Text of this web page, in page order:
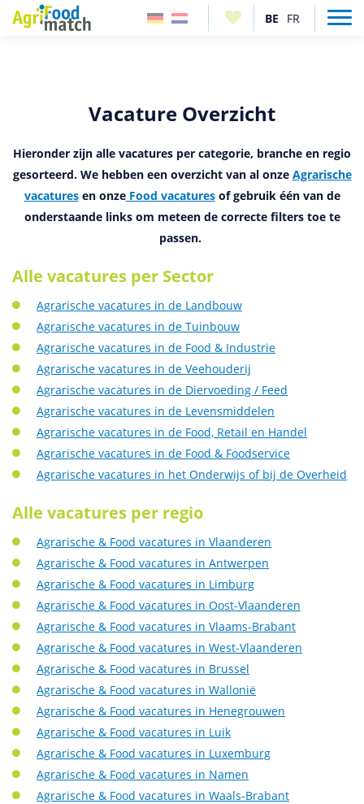
Vacature Overzicht
Hieronder zijn alle vacatures per categorie, branche en regio
gesorteerd. We hebben een overzicht van al onze Agrarische
vacaturesen onzeFood vacaturesof gebruik één van de
onderstaande links om meteen de correcte filters toe te
passen.
Alle vacatures per Sector
Agrarische vacatures in de Landbouw
Agrarische vacatures in de Tuinbouw
Agrarische vacatures in de Food & Industrie
Agrarische vacatures in de Veehouderij
Agrarische vacatures in de Diervoeding / Feed
Agrarische vacatures in de Levensmiddelen
Agrarische vacatures in de Food, Retail en Handel
Agrarische vacatures in de Food & Foodservice
Agrarische vacatures in het Onderwijs of bij de Overheid
Alle vacatures per regio
Agrarische & Food vacatures in Vlaanderen
Agrarische & Food vacatures in Antwerpen
Agrarische & Food vacatures in Limburg
Agrarische & Food vacatures in Oost-Vlaanderen
Agrarische & Food vacatures in Vlaams-Brabant
Agrarische & Food vacatures in West-Vlaanderen
Agrarische & Food vacatures in Brussel
Agrarische & Food vacatures in Wallonië
Agrarische & Food vacatures in Henegrouwen
Agrarische & Food vacatures in Luik
Agrarische & Food vacatures in Luxemburg
Agrarische & Food vacatures in Namen
Agrarische & Food vacatures in Waals-Brabant